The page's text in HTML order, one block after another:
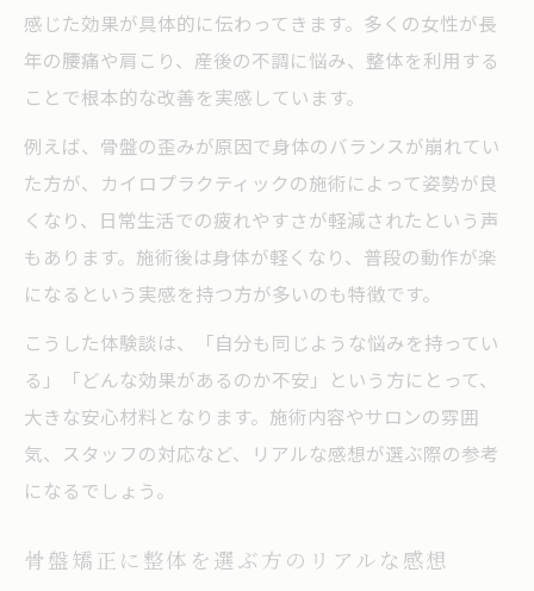
感じた効果が具体的に伝わってきます。多くの女性が長
年の腰痛や肩こり、産後の不調に悩み、整体を利用する
ことで根本的な改善を実感しています。
例えば、骨盤の歪みが原因で身体のバランスが崩れてい
た方が、カイロプラクティックの施術によって姿勢が良
くなり、日常生活での疲れやすさが軽減されたという声
もあります。施術後は身体が軽くなり、普段の動作が楽
になるという実感を持つ方が多いのも特徴です。
こうした体験談は、「自分も同じような悩みを持ってい
る」「どんな効果があるのか不安」という方にとって、
大きな安心材料となります。施術内容やサロンの雰囲
気、スタッフの対応など、リアルな感想が選ぶ際の参考
になるでしょう。
骨盤矯正に整体を選ぶ方のリアルな感想